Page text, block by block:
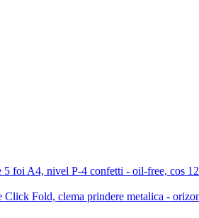
5 foi A4, nivel P-4 confetti - oil-free, cos
Click Fold, clema prindere metalica -